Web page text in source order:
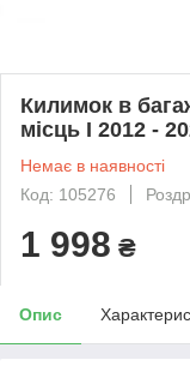
Килимок в
місць I 2012 -
Немає в наявності
Код: 105276
1 998 ₴
Опис